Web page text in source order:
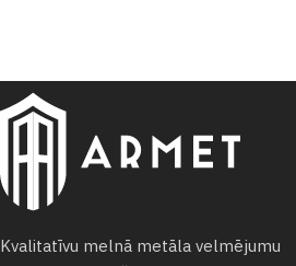
Kvalitatīvu melnā metāla velmējumu